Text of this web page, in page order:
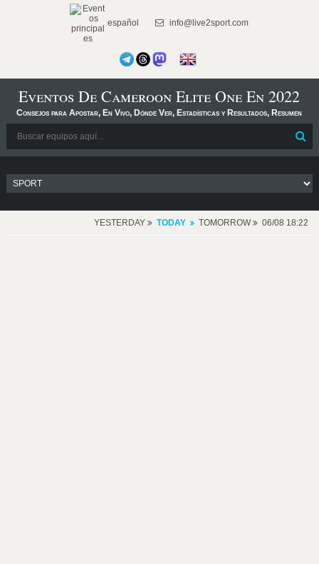
español info@live2sport.com
Eventos De Cameroon Elite One En 2022
Consejos para Apostar, En Vivo, Dónde Ver, Estadísticas y Resultados, Resumen
YESTERDAY TODAY TOMORROW 06/08 18:22